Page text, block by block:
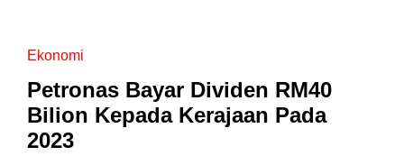
Ekonomi
Petronas Bayar Dividen RM40
Bilion Kepada Kerajaan Pada
2023